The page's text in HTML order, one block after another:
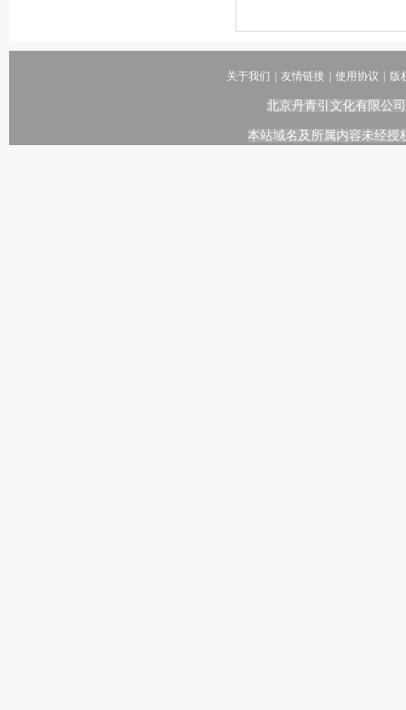
关于我们 友情链接 使用协议 版
北京丹青引文化有限公
本站域名及所属内容未经授